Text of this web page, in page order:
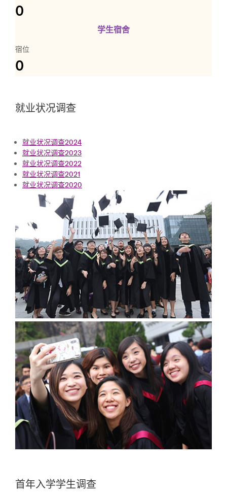
0
学生宿舍
宿位
0
就业状况调查
就业状况调查2024
就业状况调查2023
就业状况调查2022
就业状况调查2021
就业状况调查2020
首年入学学生调查